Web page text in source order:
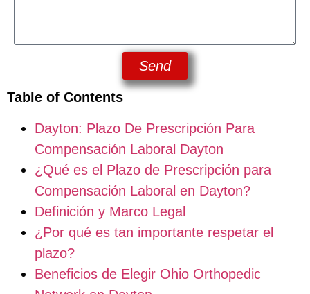
Send
Table of Contents
Dayton: Plazo De Prescripción Para
Compensación Laboral Dayton
¿Qué es el Plazo de Prescripción para
Compensación Laboral en Dayton?
Definición y Marco Legal
¿Por qué es tan importante respetar el
plazo?
Beneficios de Elegir Ohio Orthopedic